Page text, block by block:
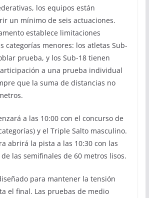
los equipos están
un mínimo de seis actuaciones.
establece limitaciones
categorías menores: los atletas Sub-
prueba, y los Sub-18 tienen
a una prueba individual
que la suma de distancias no
a las 10:00 con el concurso de
y el Triple Salto masculino.
abrirá la pista a las 10:30 con las
las semifinales de 60 metros lisos.
para mantener la tensión
el final. Las pruebas de medio